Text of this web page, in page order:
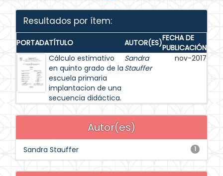
Resultados por ítem:
PORTADATÍTULO AUTOR(ES)FECHA DE
PUBLICACIÓN
Cálculo estimativo
en quinto grado de la
escuela primaria
implantacion de una
secuencia didáctica.
Sandra
Stauffer
nov-2017
Autor(es)
1
Sandra Stauffer